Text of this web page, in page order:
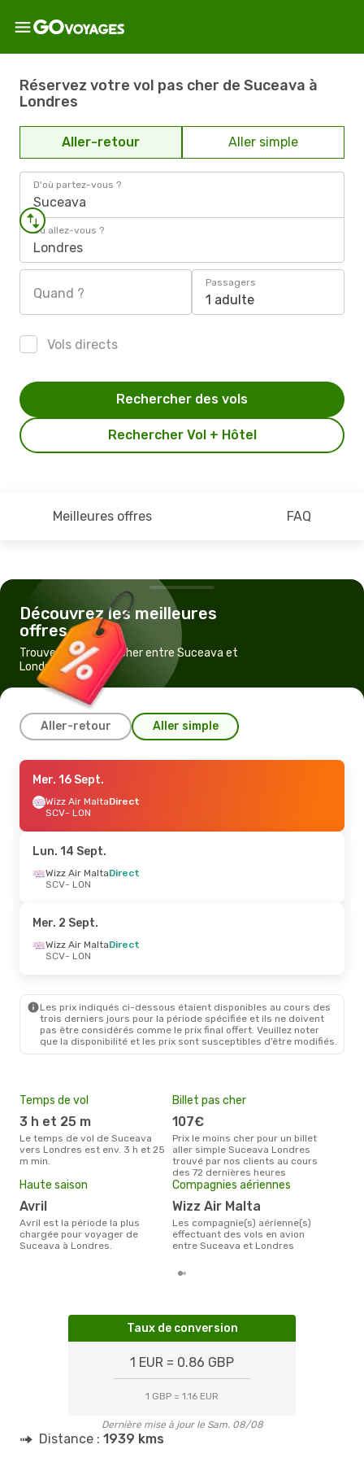
Réservez votre vol pas cher de Suceava à
Londres
Aller-retour Aller simple
D'où partez-vous ?
Suceava
Où allez-vous ?
Londres
Quand ?
Passagers
1 adulte
Vols directs
Rechercher Vol + Hôtel
Rechercher des vols
Meilleures offres FAQ
Découvrez les meilleures
offres
Trouvez un vol pas cher entre Suceava et
Londres
Aller-retour Aller simple
Lun. 21 Sept.
Wizz Air MaltaDirect
SCV- LON
LON- SCV
Mer. 16 Sept.
Wizz Air MaltaDirect
SCV- LON
Lun. 14 Sept.
Wizz Air MaltaDirect
SCV- LON
Mer. 2 Sept.
Wizz Air MaltaDirect
SCV- LON
Les prix indiqués ci-dessous étaient disponibles au cours des
trois derniers jours pour la période spécifiée et ils ne doivent
pas être considérés comme le prix final offert. Veuillez noter
que la disponibilité et les prix sont susceptibles d’être modifiés.
Temps de vol
3 h et 25 m
Le temps de vol de Suceava
vers Londres est env. 3 h et 25
m min.
Billet pas cher
107€
Prix le moins cher pour un billet
aller simple Suceava Londres
trouvé par nos clients au cours
des 72 dernières heures
Haute saison
avril
avril est la période la plus
chargée pour voyager de
Suceava à Londres.
Compagnies aériennes
Wizz Air Malta
Les compagnie(s) aérienne(s)
effectuant des vols en avion
entre Suceava et Londres
Taux de conversion
1 EUR = 0.86 GBP
1 GBP = 1.16 EUR
Dernière mise à jour le Sam. 08/08
Distance : 1939 kms